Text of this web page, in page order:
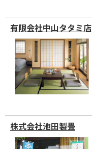
有限会社中山タタミ店
株式会社池田製畳